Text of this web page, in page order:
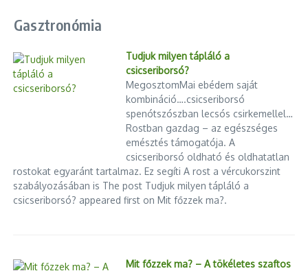
Még az ajtófélfát is magával
Professzionális weboldal-kezelés
és fejlesztés – gondoskodás a há
...
2025.12.04.
Gasztronómia
Tudjuk milyen tápláló a
csicseriborsó?
MegosztomMai ebédem saját
kombináció….csicseriborsó
spenótszószban lecsós csirkemellel…
Rostban gazdag – az egészséges
emésztés támogatója. A
csicseriborsó oldható és oldhatatlan
rostokat egyaránt tartalmaz. Ez segíti A rost a vércukorszint
szabályozásában is The post Tudjuk milyen tápláló a
csicseriborsó? appeared first on Mit főzzek ma?.
Mit főzzek ma? – A tökéletes szaftos